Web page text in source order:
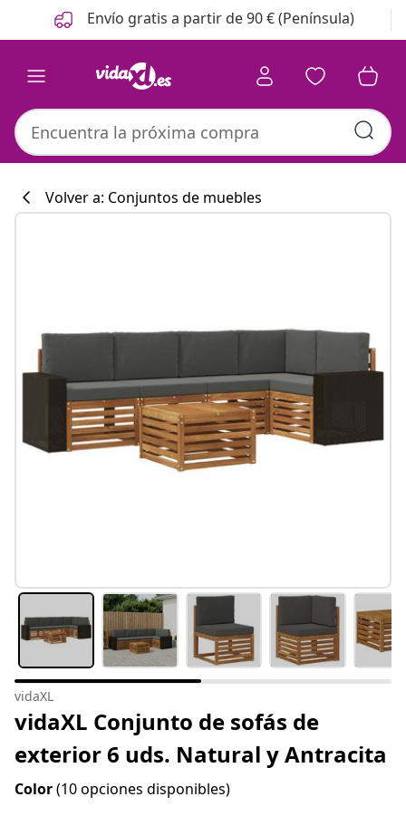
Anterior
Siguiente Envío gratis a partir de 90 € (Península)
Volver a: Conjuntos de muebles
vidaXL
vidaXL Conjunto de sofás de
exterior 6 uds. Natural y Antracita
Color(10 opciones disponibles)